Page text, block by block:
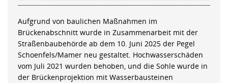
Aufgrund von baulichen Maßnahmen im
Brückenabschnitt wurde in Zusammenarbeit mit der
Straßenbaubehörde ab dem 10. Juni 2025 der Pegel
Schoenfels/Mamer neu gestaltet. Hochwasserschäden
vom Juli 2021 wurden behoben, und die Sohle wurde in
der Brückenprojektion mit Wasserbausteinen